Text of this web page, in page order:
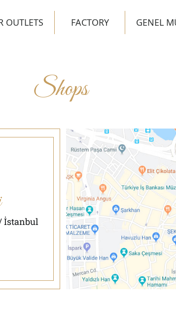
OUTLETS FACTORY GENEL
Shops
İstanbul